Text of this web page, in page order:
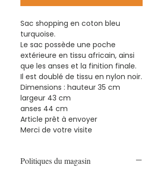
Sac shopping en coton bleu
turquoise.
Le sac possède une poche
extérieure en tissu africain, ainsi
que les anses et la finition finale.
Il est doublé de tissu en nylon noir.
Dimensions : hauteur 35 cm
largeur 43 cm
anses 44 cm
Article prêt à envoyer
Merci de votre visite
Politiques du magasin